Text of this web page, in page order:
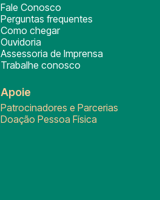
Fale Conosco
Perguntas frequentes
Como chegar
Ouvidoria
Assessoria de Imprensa
Trabalhe conosco
Apoie
Patrocinadores e Parcerias
Doação Pessoa Física